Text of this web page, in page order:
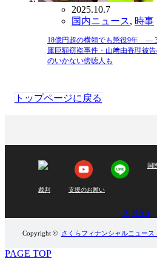
2025.10.7
国内ニュース, 時事
18億円超の横領でも懲役9年 ―
庫巨額窃盗事件・山﨑由香理被
のいかない傍聴人も
トップページに戻る
国
裁判 支援のお願い
X RSS
Copyright © さくらフィナンシャルニュー
PAGE TOP